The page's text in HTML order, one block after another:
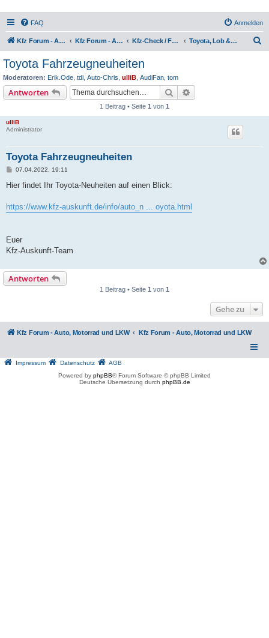
FAQ Anmelden
Kfz Forum - Auto, Motorrad und LKW Kfz Forum - Auto, Motorrad und LKW Kfz-Check / Fahrzeugbewertung / Lob & Tadel / Berichte & Erfahrungen Toyota, Lob & Kritik
Toyota Fahrzeugneuheiten
Moderatoren: Erik.Ode tdi Auto-Chris ulliB AudiFan tom
Antworten Suche
1 Beitrag • Seite 1 von 1
ulliB
Administrator
Toyota Fahrzeugneuheiten
B
i
a
g
07.04.2022, 19:11
Hier findet Ihr Toyota-Neuheiten auf einen Blick:
https://www.kfz-auskunft.de/info/auto_n ... oyota.html
Euer
Kfz-Auskunft-Team
Antworten
1 Beitrag • Seite 1 von 1
Gehe zu
Kfz Forum - Auto, Motorrad und LKW Kfz Forum - Auto, Motorrad und LKW
Impressum Datenschutz
AGB
Powered by phpBB® Forum Software © phpBB Limited
Deutsche Übersetzung durch phpBB.de